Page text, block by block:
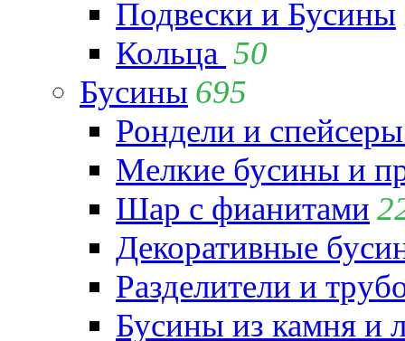
Подвески и Бусины
Кольца 50
Бусины 695
Рондели и
Мелкие бусины и
Шар с фианитами
Декоративные
Разделители и
Бусины из камня и